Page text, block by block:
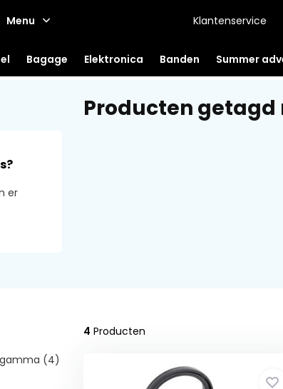
Menu Klantenservice
Bagage Elektronica Banden Summer
er
Producten getagd
(4)
4 Producten